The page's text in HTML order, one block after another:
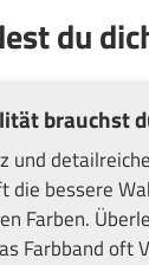
du
brauchst
und
die bessere
Farben.
Farbband oft